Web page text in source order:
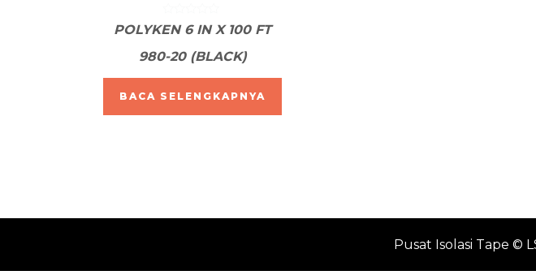
Dinilai
0
5
POLYKEN 6 IN X 100 FT
980-20 (BLACK)
BACA SELENGKAPNYA
Pusat Isolasi Tape ©